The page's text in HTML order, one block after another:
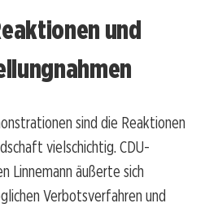
und
sind die Reaktionen
vielschichtig. CDU-
Linnemann äußerte sich
Verbotsverfahren und